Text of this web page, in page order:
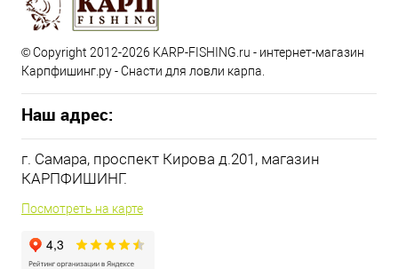
© Copyright 2012-2026 KARP-FISHING.ru - интернет-магазин
Карпфишинг.ру - Снасти для ловли карпа.
Наш адрес:
г. Самара, проспект Кирова д.201, магазин
КАРПФИШИНГ.
Посмотреть на карте